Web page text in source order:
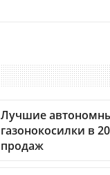
Лучшие
газонокосилки в
продаж